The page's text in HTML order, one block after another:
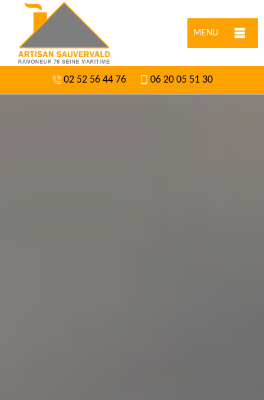
MENU
02 52 56 44 76 06 20 05 51 30